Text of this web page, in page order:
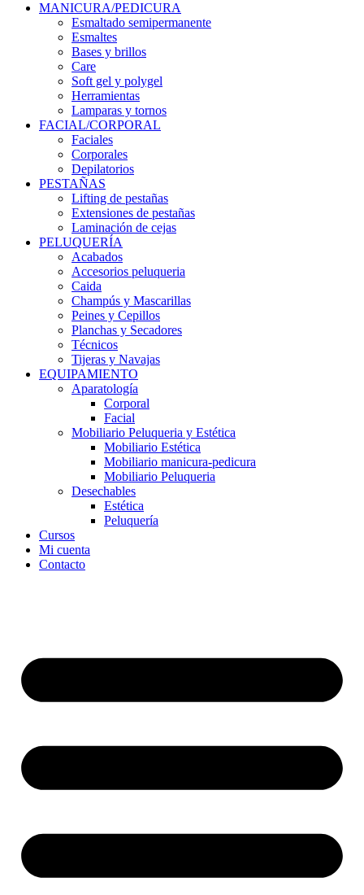
MANICURA/PEDICURA
Esmaltado semipermanente
Esmaltes
Bases y brillos
Care
Soft gel y polygel
Herramientas
Lamparas y tornos
FACIAL/CORPORAL
Faciales
Corporales
Depilatorios
PESTAÑAS
Lifting de pestañas
Extensiones de pestañas
Laminación de cejas
PELUQUERÍA
Acabados
Accesorios peluqueria
Caida
Champús y Mascarillas
Peines y Cepillos
Planchas y Secadores
Técnicos
Tijeras y Navajas
EQUIPAMIENTO
Aparatología
Corporal
Facial
Mobiliario Peluqueria y Estética
Mobiliario Estética
Mobiliario manicura-pedicura
Mobiliario Peluqueria
Desechables
Estética
Peluquería
Cursos
Mi cuenta
Contacto